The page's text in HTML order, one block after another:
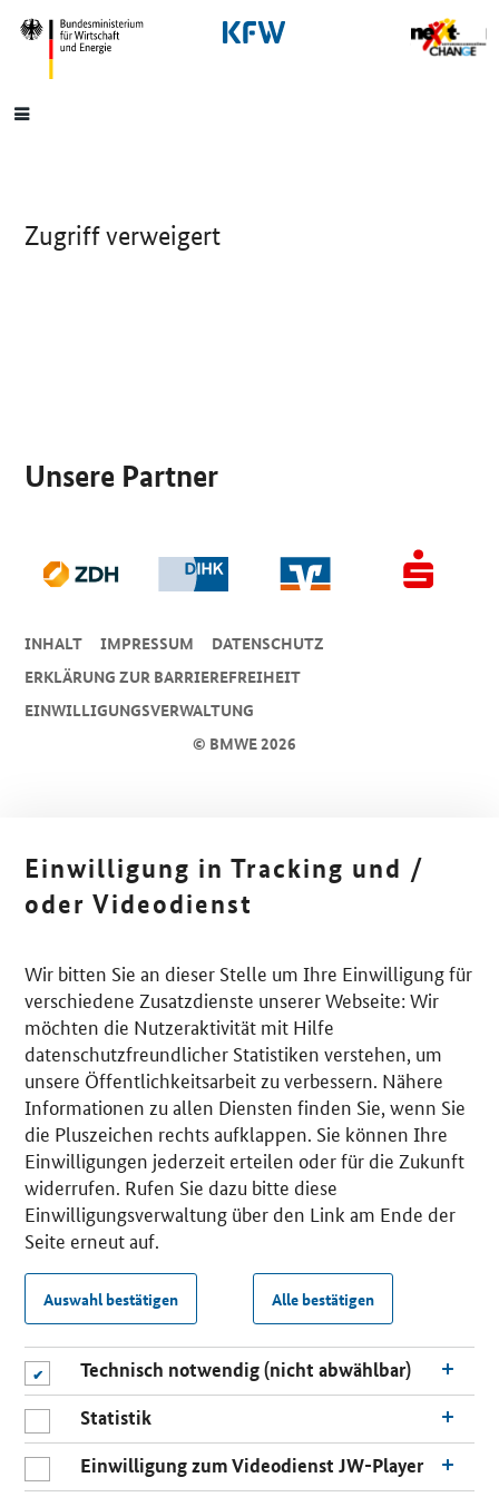
SrOnlyNavigation
Hauptmenü
Zugriff verweigert
Unsere Partner
© BMWE 2026
INHALT IMPRESSUM
DA­TEN­SCHUTZ
ERKLÄRUNG ZUR BARRIEREFREIHEIT
EINWILLIGUNGSVERWALTUNG
Einwilligung in Tracking und /
oder Videodienst
Wir bitten Sie an dieser Stelle um Ihre Einwilligung für
verschiedene Zusatzdienste unserer Webseite: Wir
möchten die Nutzeraktivität mit Hilfe
datenschutzfreundlicher Statistiken verstehen, um
unsere Öffentlichkeitsarbeit zu verbessern. Nähere
Informationen zu allen Diensten finden Sie, wenn Sie
die Pluszeichen rechts aufklappen. Sie können Ihre
Einwilligungen jederzeit erteilen oder für die Zukunft
widerrufen. Rufen Sie dazu bitte diese
Einwilligungsverwaltung über den Link am Ende der
Seite erneut auf.
Auswahl bestätigen Alle bestätigen
Technisch notwendig (nicht abwählbar)
Statistik
Einwilligung zum Videodienst JW-Player